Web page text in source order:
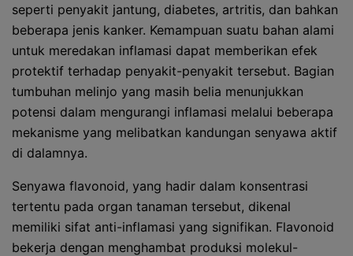
seperti penyakit jantung, diabetes, artritis, dan bahkan
beberapa jenis kanker. Kemampuan suatu bahan alami
untuk meredakan inflamasi dapat memberikan efek
protektif terhadap penyakit-penyakit tersebut. Bagian
tumbuhan melinjo yang masih belia menunjukkan
potensi dalam mengurangi inflamasi melalui beberapa
mekanisme yang melibatkan kandungan senyawa aktif
di dalamnya.
Senyawa flavonoid, yang hadir dalam konsentrasi
tertentu pada organ tanaman tersebut, dikenal
memiliki sifat anti-inflamasi yang signifikan. Flavonoid
bekerja dengan menghambat produksi molekul-